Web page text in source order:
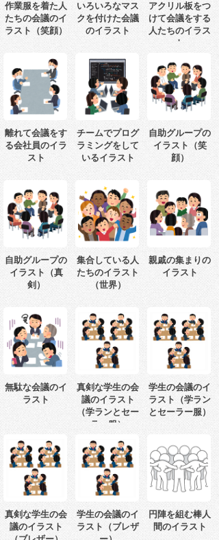
作業服を着た人
たちの会議のイ
ラスト（笑顔）
いろいろなマス
クを付けた会議
のイラスト
アクリル板をつ
けて会議をする
人たちのイラス
ト
離れて会議をす
る会社員のイラ
スト
チームでプログ
ラミングをして
いるイラスト
自助グループの
イラスト（笑
顔）
自助グループの
イラスト（真
剣）
集合している人
たちのイラスト
（世界）
親戚の集まりの
イラスト
無駄な会議のイ
ラスト
真剣な学生の会
議のイラスト
（学ランとセー
ラー服）
学生の会議のイ
ラスト（学ラン
とセーラー服）
真剣な学生の会
議のイラスト
学生の会議のイ
ラスト（ブレザ
円陣を組む棒人
間のイラスト